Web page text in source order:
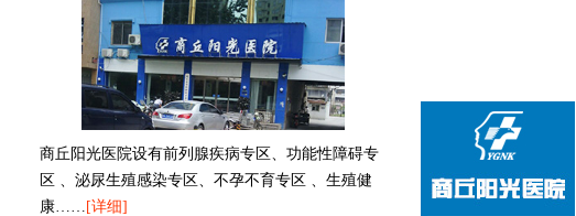
商丘阳光医院设有前列腺疾病专区、功能性障碍专
区 、泌尿生殖感染专区、不孕不育专区 、生殖健
康…… [详细]